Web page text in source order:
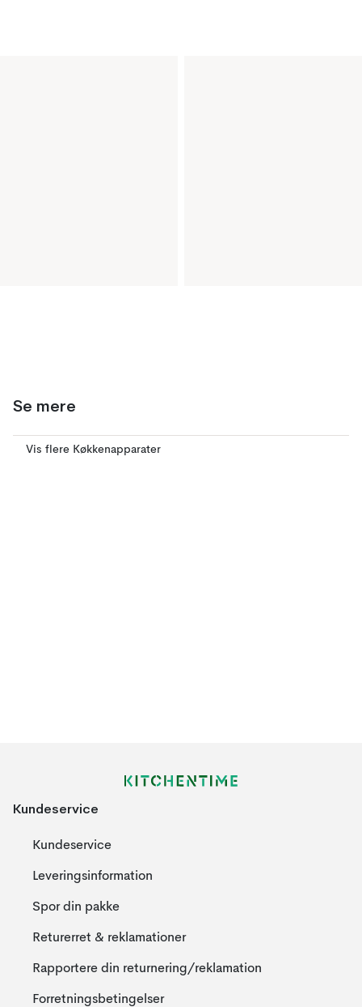
Se mere
Vis flere Køkkenapparater
Kundeservice
Kundeservice
Leveringsinformation
Spor din pakke
Returerret & reklamationer
Rapportere din returnering/reklamation
Forretningsbetingelser